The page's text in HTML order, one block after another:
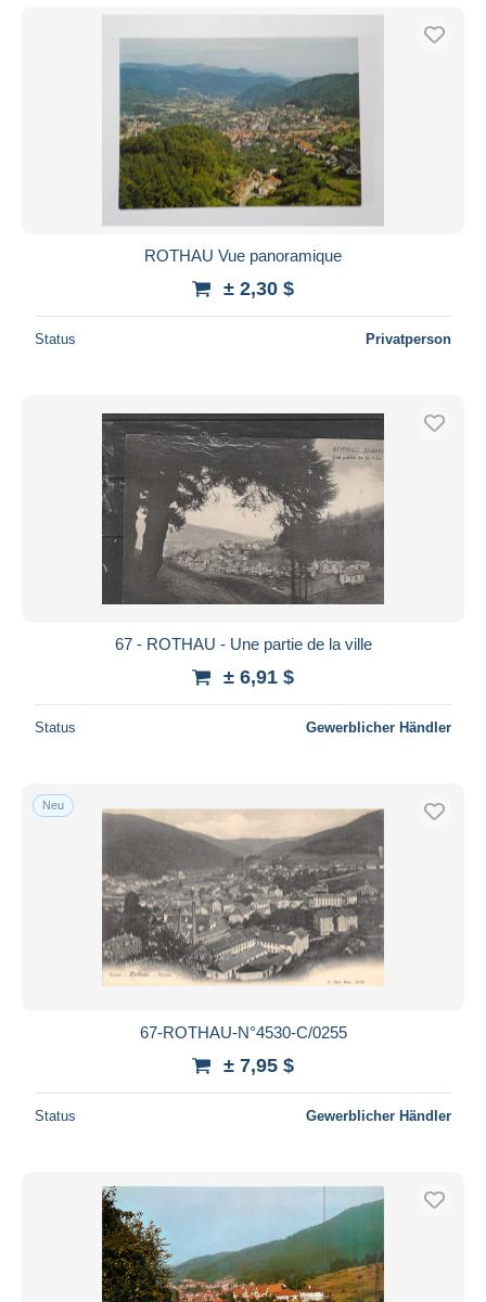
ROTHAU Vue panoramique
± 2,30 $
Status Privatperson
67 - ROTHAU - Une partie de la ville
± 6,91 $
Status Gewerblicher Händler
Neu
67-ROTHAU-N°4530-C/0255
± 7,95 $
Status Gewerblicher Händler